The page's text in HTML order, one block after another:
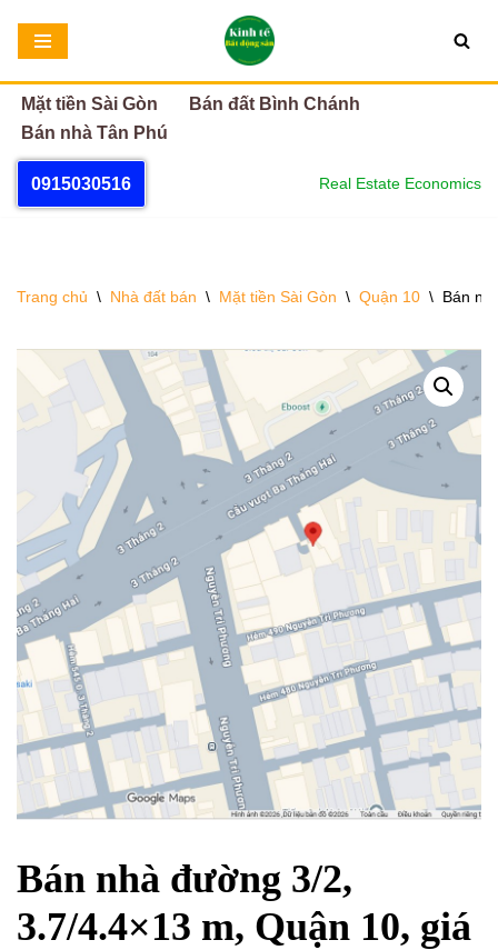
Chuyển
tới
nội
dung
Mặt tiền Sài Gòn
Bán đất Bình Chánh
Bán nhà Tân Phú
0915030516 Real Estate Economics
Trang chủ \ Nhà đất bán \ Mặt tiền Sài Gòn \ Quận 10 \ Bán
Bán nhà đường 3/2,
3.7/4.4×13 m, Quận 10, giá